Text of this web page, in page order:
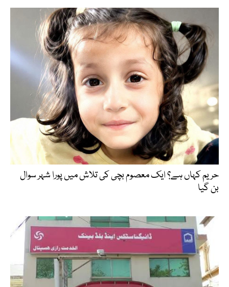
حریم کہاں ہے؟ ایک معصوم بچی کی تلاش میں پورا شہر سوال
بن گیا